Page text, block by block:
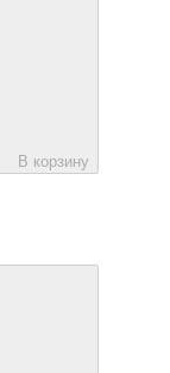
В корзину